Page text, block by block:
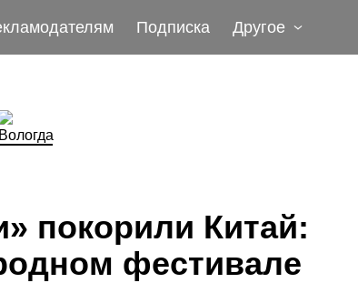
Подписка Другое
покорили Китай:
фестивале